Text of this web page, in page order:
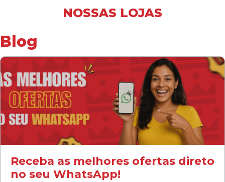
NOSSAS LOJAS
Blog
Receba as melhores ofertas direto
no seu WhatsApp!